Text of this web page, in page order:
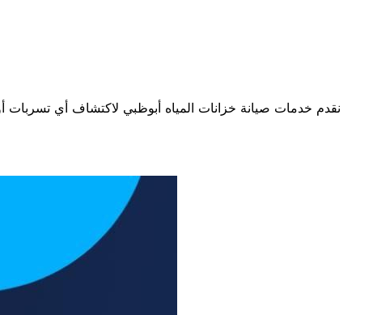
نقدم خدمات صيانة خزانات المياه أبوظبي لاكتشاف أي تسربات